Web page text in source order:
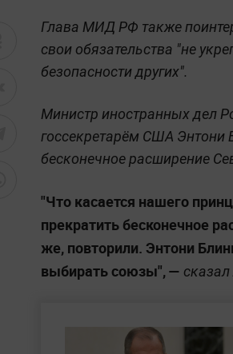
Глава МИД РФ также
свои обязательства "не
безопасности других".
Министр иностранных дел
госсекретарём США Энтони
бесконечное расширение
"Что касается нашего
прекратить бесконечное
же, повторили. Энтони
выбирать союзы", —